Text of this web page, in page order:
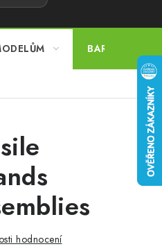
BARVY A
hodnocení